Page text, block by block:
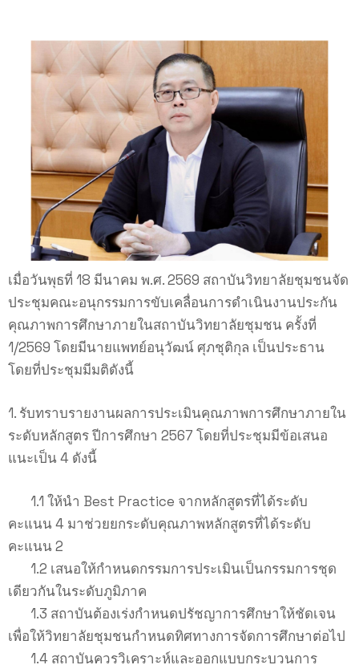
เมื่อวันพุธที่ 18 มีนาคม พ.ศ. 2569 สถาบันวิทยาลัยชุมชนจัด
ประชุมคณะอนุกรรมการขับเคลื่อนการดำเนินงานประกัน
คุณภาพการศึกษาภายในสถาบันวิทยาลัยชุมชน ครั้งที่
1/2569 โดยมีนายแพทย์อนุวัฒน์ ศุภชุติกุล เป็นประธาน
โดยที่ประชุมมีมติดังนี้
1. รับทราบรายงานผลการประเมินคุณภาพการศึกษาภายใน
ระดับหลักสูตร ปีการศึกษา 2567 โดยที่ประชุมมีข้อเสนอ
แนะเป็น 4 ดังนี้
1.1 ให้นำ Best Practice จากหลักสูตรที่ได้ระดับ
คะแนน 4 มาช่วยยกระดับคุณภาพหลักสูตรที่ได้ระดับ
คะแนน 2
1.2 เสนอให้กำหนดกรรมการประเมินเป็นกรรมการชุด
เดียวกันในระดับภูมิภาค
1.3 สถาบันต้องเร่งกำหนดปรัชญาการศึกษาให้ชัดเจน
เพื่อให้วิทยาลัยชุมชนกำหนดทิศทางการจัดการศึกษาต่อไป
1.4 สถาบันควรวิเคราะห์และออกแบบกระบวนการ